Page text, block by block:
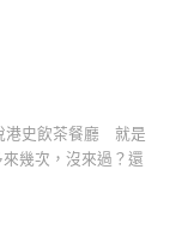
港史飲茶餐廳 就是
幾次，沒來過？還